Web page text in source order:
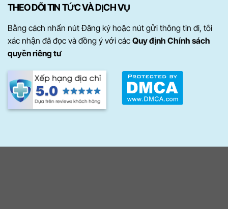
THEO DÕI TIN TỨC VÀ DỊCH VỤ
Bằng cách nhấn nút Đăng ký hoặc nút gửi thông tin đi, tôi
xác nhận đã đọc và đồng ý với các Quy định Chính sách
quyền riêng tư